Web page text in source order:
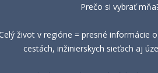
Prečo si vybrať
život v regióne = presné informácie
cestách, inžinierskych sieťach aj